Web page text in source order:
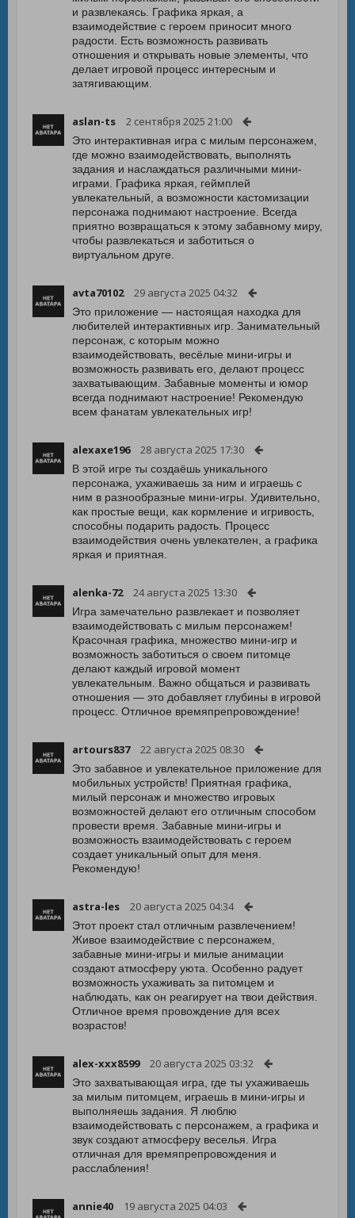
и развлекаясь. Графика яркая, а
взаимодействие с героем приносит много
радости. Есть возможность развивать
отношения и открывать новые элементы, что
делает игровой процесс интересным и
затягивающим.
aslan-ts 2 сентября 2025 21:00
Это интерактивная игра с милым персонажем,
где можно взаимодействовать, выполнять
задания и наслаждаться различными мини-
играми. Графика яркая, геймплей
увлекательный, а возможности кастомизации
персонажа поднимают настроение. Всегда
приятно возвращаться к этому забавному миру,
чтобы развлекаться и заботиться о
виртуальном друге.
avta70102 29 августа 2025 04:32
Это приложение — настоящая находка для
любителей интерактивных игр. Занимательный
персонаж, с которым можно
взаимодействовать, весёлые мини-игры и
возможность развивать его, делают процесс
захватывающим. Забавные моменты и юмор
всегда поднимают настроение! Рекомендую
всем фанатам увлекательных игр!
alexaxe196 28 августа 2025 17:30
В этой игре ты создаёшь уникального
персонажа, ухаживаешь за ним и играешь с
ним в разнообразные мини-игры. Удивительно,
как простые вещи, как кормление и игривость,
способны подарить радость. Процесс
взаимодействия очень увлекателен, а графика
яркая и приятная.
alenka-72 24 августа 2025 13:30
Игра замечательно развлекает и позволяет
взаимодействовать с милым персонажем!
Красочная графика, множество мини-игр и
возможность заботиться о своем питомце
делают каждый игровой момент
увлекательным. Важно общаться и развивать
отношения — это добавляет глубины в игровой
процесс. Отличное времяпрепровождение!
artours837 22 августа 2025 08:30
Это забавное и увлекательное приложение для
мобильных устройств! Приятная графика,
милый персонаж и множество игровых
возможностей делают его отличным способом
провести время. Забавные мини-игры и
возможность взаимодействовать с героем
создает уникальный опыт для меня.
Рекомендую!
astra-les 20 августа 2025 04:34
Этот проект стал отличным развлечением!
Живое взаимодействие с персонажем,
забавные мини-игры и милые анимации
создают атмосферу уюта. Особенно радует
возможность ухаживать за питомцем и
наблюдать, как он реагирует на твои действия.
Отличное время провождение для всех
возрастов!
alex-xxx8599 20 августа 2025 03:32
Это захватывающая игра, где ты ухаживаешь
за милым питомцем, играешь в мини-игры и
выполняешь задания. Я люблю
взаимодействовать с персонажем, а графика и
звук создают атмосферу веселья. Игра
отличная для времяпрепровождения и
расслабления!
annie40 19 августа 2025 04:03